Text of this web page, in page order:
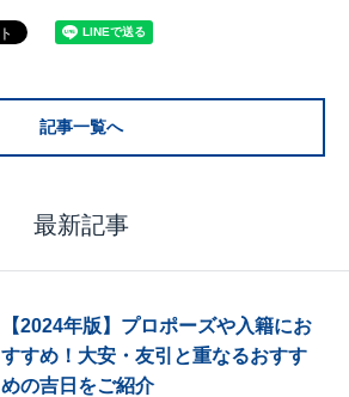
記事一覧へ
最新記事
【2024年版】プロポーズや入籍にお
すすめ！大安・友引と重なるおすす
めの吉日をご紹介